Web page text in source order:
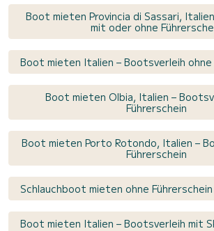
Boot mieten Provincia di Sassari,
mit oder ohne
Boot mieten Italien – Bootsverleih ohne
Boot mieten Olbia, Italien –
Führerschein
Boot mieten Porto Rotondo, Italien –
Führerschein
Schlauchboot mieten ohne Führerschein
Boot mieten Italien – Bootsverleih mit